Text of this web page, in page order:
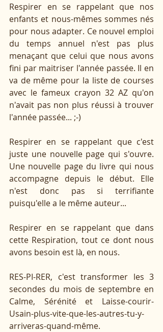
Respirer en se rappelant que nos
enfants et nous-mêmes sommes nés
pour nous adapter. Ce nouvel emploi
du temps annuel n'est pas plus
menaçant que celui que nous avons
fini par maitriser l'année passée. Il en
va de même pour la liste de courses
avec le fameux crayon 32 AZ qu'on
n'avait pas non plus réussi à trouver
l'année passée... ;-)
Respirer en se rappelant que c'est
juste une nouvelle page qui s'ouvre.
Une nouvelle page du livre qui nous
accompagne depuis le début. Elle
n'est donc pas si terrifiante
puisqu'elle a le même auteur...
Respirer en se rappelant que dans
cette Respiration, tout ce dont nous
avons besoin est là, en nous.
RES-PI-RER, c'est transformer les 3
secondes du mois de septembre en
Calme, Sérénité et Laisse-courir-
Usain-plus-vite-que-les-autres-tu-y-
arriveras-quand-même.